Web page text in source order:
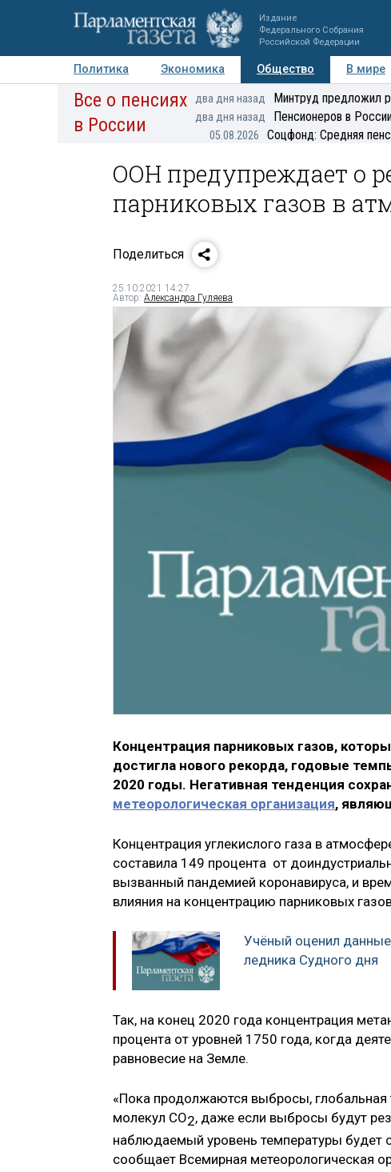
Издание
Федерального Собрания
Российской Федерации
Политика Экономика Общество В мире
Авторы Персоны Мнения Регионы
Все о пенсиях
в России
два дня назад Минтруд предложил
два дня назад Пенсионеров в
05.08.2026 Соцфонд: Средняя
ООН предупреждает о
парниковых газов в
Поделиться
25.10.2021 14:27
Автор: Александра Гуляева
Концентрация парниковых газов,
достигла нового рекорда, годовые
2020 годы. Негативная тенденция
метеорологическая организация,
Концентрация углекислого газа в
составила 149 процента от
вызванный пандемией коронавируса, и
влияния на концентрацию парниковых
Учёный оценил
ледника Судного дня
Так, на конец 2020 года концентрация
процента от уровней 1750 года, когда
равновесие на Земле.
«Пока продолжаются выбросы,
молекул CO2, даже если выбросы будут
наблюдаемый уровень температуры будет
сообщает Всемирная метеорологическая